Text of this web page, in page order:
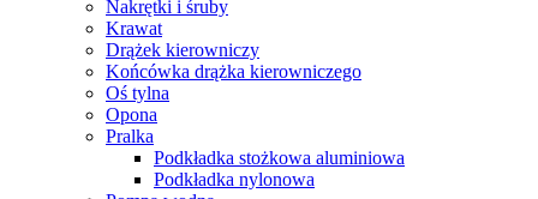
Nakrętki i śruby
Krawat
Drążek kierowniczy
Końcówka drążka kierowniczego
Oś tylna
Opona
Pralka
Podkładka stożkowa aluminiowa
Podkładka nylonowa